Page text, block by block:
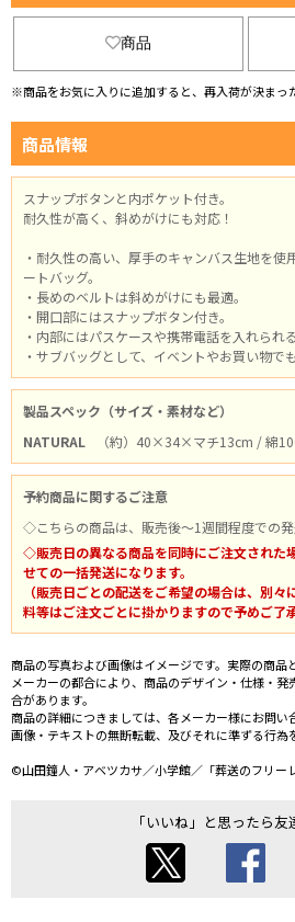
商品
※商品をお気に入りに追加すると、再入荷が決まっ
商品情報
スナップボタンと内ポケット付き。
耐久性が高く、斜めがけにも対応！
・耐久性の高い、厚手のキャンバス生地を使
ートバッグ。
・長めのベルトは斜めがけにも最適。
・開口部にはスナップボタン付き。
・内部にはパスケースや携帯電話を入れられ
・サブバッグとして、イベントやお買い物で
製品スペック（サイズ・素材など）
NATURAL
（約）40×34×マチ13cm / 綿
予約商品に関するご注意
◇こちらの商品は、販売後～1週間程度での発
◇販売日の異なる商品を同時にご注文された
せての一括発送になります。
（販売日ごとの配送をご希望の場合は、別
料等はご注文ごとに掛かりますので予めご了
商品の写真および画像はイメージです。実際の商品
メーカーの都合により、商品のデザイン・仕様・
合があります。
商品の詳細につきましては、各メーカー様にお問い
画像・テキストの無断転載、及びそれに準ずる行為
©山田鐘人・アベツカサ／小学館／「葬送のフリー
「いいね」と思ったら友